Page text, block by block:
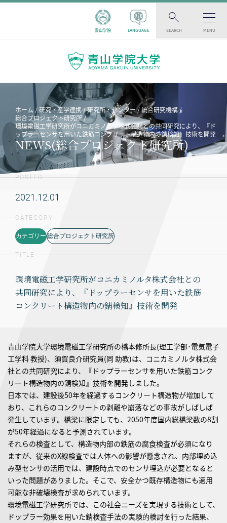
青山学院 LANGUAGE SEARCH MENU
ホーム 研究・産学連携 研究所・センター
統合研究機構
総合プロジェクト研究所
環境電磁工学研究所がコニカミノルタ株式会社との共同研究により、『ド
ップラーセンサを用いた鉄筋コンクリート構造物内の錆検知』技術を開発
NEWS(総合プロジェクト研究所)
POSTED
2021.12.01
CATEGORY
カテゴリー 総合プロジェクト研究所
TITLE
環境電磁工学研究所がコニカミノルタ株式会社との
共同研究により、『ドップラーセンサを用いた鉄筋
コンクリート構造物内の錆検知』技術を開発
青山学院大学環境電磁工学研究所の橋本修所長(理工学部･電気電子
工学科 教授)、須賀良介研究員(同 助教)は、コニカミノルタ株式会
社との共同研究により、『ドップラーセンサを用いた鉄筋コンク
リート構造物内の錆検知』技術を開発しました。
日本では、建設後50年を経過するコンクリート構造物が増加して
おり、これらのコンクリートの剥離や崩落などの事故がしばしば
発生しています。橋梁に限定しても、2050年度国内総橋梁数の8割
が50年経過になると予測されています。
それらの検査として、構造物内部の鉄筋の腐食検査が必須になり
ますが、従来のX線検査では人体への影響が懸念され、内部埋め込
み型センサの活用では、建設時点でのセンサ埋込が必要となると
いった問題がありました。そこで、安全かつ既存構造物にも適用
可能な非破壊検査が求められています。
環境電磁工学研究所では、この社会ニーズを実現する技術として、
ドップラー効果を用いた錆検査手法の実験的検討を行った結果、